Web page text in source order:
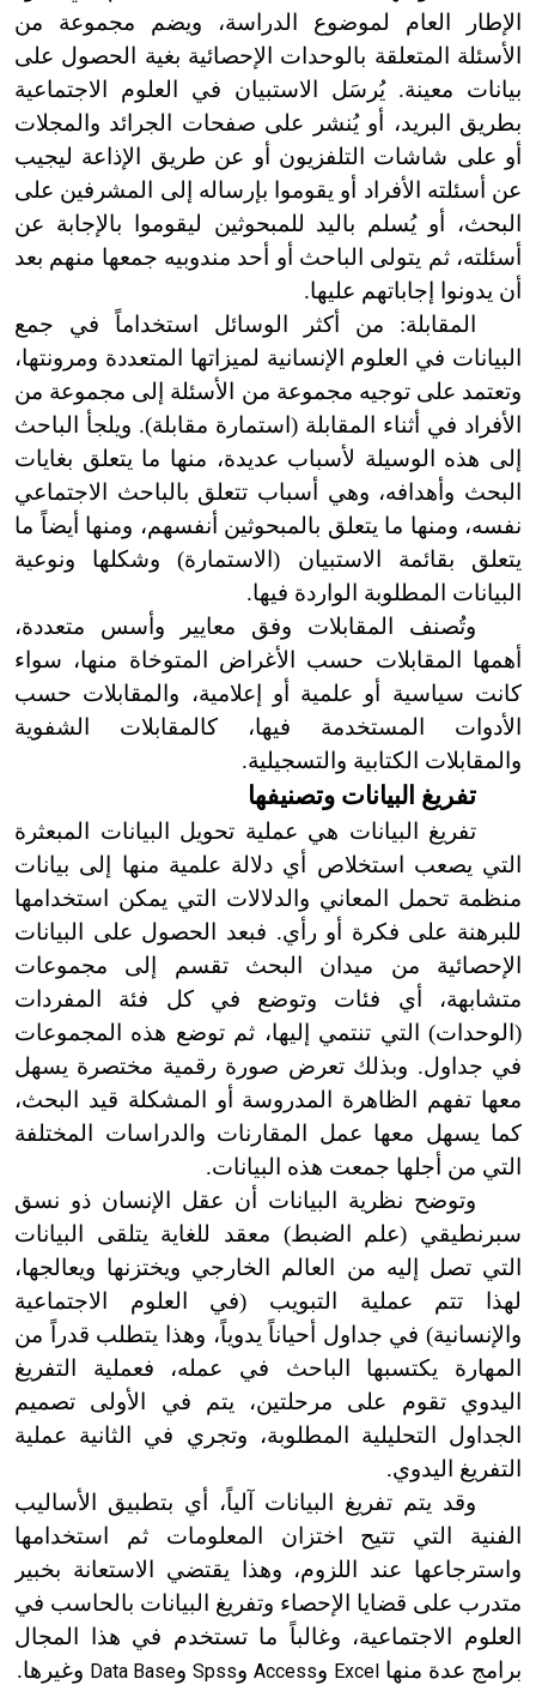
الإطار العام لموضوع الدراسة، ويضم مجموعة من
الأسئلة المتعلقة بالوحدات الإحصائية بغية الحصول على
بيانات معينة. يُرسَل الاستبيان في العلوم الاجتماعية
بطريق البريد، أو يُنشر على صفحات الجرائد والمجلات
أو على شاشات التلفزيون أو عن طريق الإذاعة ليجيب
عن أسئلته الأفراد أو يقوموا بإرساله إلى المشرفين على
البحث، أو يُسلم باليد للمبحوثين ليقوموا بالإجابة عن
أسئلته، ثم يتولى الباحث أو أحد مندوبيه جمعها منهم بعد
أن يدونوا إجاباتهم عليها.
المقابلة: من أكثر الوسائل استخداماً في جمع
البيانات في العلوم الإنسانية لميزاتها المتعددة ومرونتها،
وتعتمد على توجيه مجموعة من الأسئلة إلى مجموعة من
الأفراد في أثناء المقابلة ( استمارة مقابلة). ويلجأ الباحث
إلى هذه الوسيلة لأسباب عديدة، منها ما يتعلق بغايات
البحث وأهدافه، وهي أسباب تتعلق بالباحث الاجتماعي
نفسه، ومنها ما يتعلق بالمبحوثين أنفسهم، ومنها أيضاً ما
يتعلق بقائمة الاستبيان (الاستمارة)وشكلها ونوعية
البيانات المطلوبة الواردة فيها.
وتُصنف المقابلات وفق معايير وأسس متعددة،
أهمها المقابلات حسب الأغراض المتوخاة منها، سواء
كانت سياسية أو علمية أو إعلامية، والمقابلات حسب
الأدوات المستخدمة فيها، كالمقابلات الشفوية
والمقابلات الكتابية والتسجيلية.
تفريغ البيانات وتصنيفها
تفريغ البيانات هي عملية تحويل البيانات المبعثرة
التي يصعب استخلاص أي دلالة علمية منها إلى بيانات
منظمة تحمل المعاني والدلالات التي يمكن استخدامها
للبرهنة على فكرة أو رأي. فبعد الحصول على البيانات
الإحصائية من ميدان البحث تقسم إلى مجموعات
متشابهة، أي فئات وتوضع في كل فئة المفردات
( الوحدات) التي تنتمي إليها، ثم توضع هذه المجموعات
في جداول. وبذلك تعرض صورة رقمية مختصرة يسهل
معها تفهم الظاهرة المدروسة أو المشكلة قيد البحث،
كما يسهل معها عمل المقارنات والدراسات المختلفة
التي من أجلها جمعت هذه البيانات.
وتوضح نظرية البيانات أن عقل الإنسان ذو نسق
سبرنطيقي (علم الضبط) معقد للغاية يتلقى البيانات
التي تصل إليه من العالم الخارجي ويختزنها ويعالجها،
لهذا تتم عملية التبويب (في العلوم الاجتماعية
والإنسانية) في جداول أحياناً يدوياً، وهذا يتطلب قدراً من
المهارة يكتسبها الباحث في عمله، فعملية التفريغ
اليدوي تقوم على مرحلتين، يتم في الأولى تصميم
الجداول التحليلية المطلوبة، وتجري في الثانية عملية
التفريغ اليدوي.
وقد يتم تفريغ البيانات آلياً، أي بتطبيق الأساليب
الفنية التي تتيح اختزان المعلومات ثم استخدامها
واسترجاعها عند اللزوم، وهذا يقتضي الاستعانة بخبير
متدرب على قضايا الإحصاء وتفريغ البيانات بالحاسب في
العلوم الاجتماعية، وغالباً ما تستخدم في هذا المجال
برامج عدة منها Excel وAccess وSpss وData Base وغيرها.